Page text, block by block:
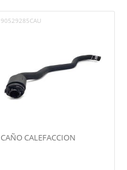
90529285CAU
CAÑO CALEFACCION